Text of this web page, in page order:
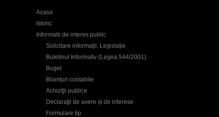
Acasa
Istoric
Informatii de interes public
Solicitare informații. Legislație
Buletinul Informativ (Legea 544/2001)
Buget
Bilanțuri contabile
Achiziţii publice
Declaraţii de avere și de interese
Formulare tip